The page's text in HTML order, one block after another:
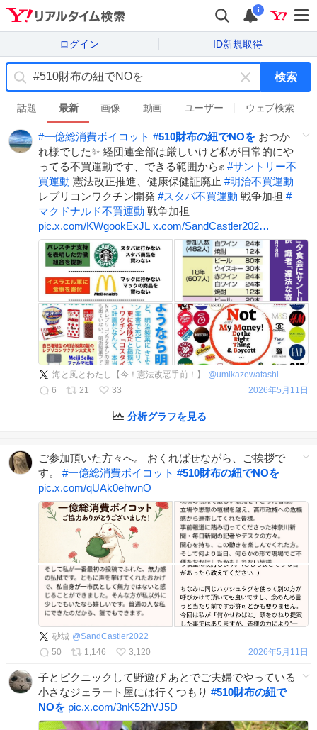
i
ログイン ID新規取得
キ
ー
ワ
ー
ド
を
消
す
検索
話題 最新 画像 動画 ユーザー ウェブ検索
#一億総消費ボイコット #510財布の紐でNOを おつか
れ様でした✨ 経団連全部は厳しいけど私が日常的にや
ってる不買運動です、できる範囲から✊ #サントリー不
買運動 憲法改正推進、健康保健証廃止 #明治不買運動
レプリコンワクチン開発 #スタバ不買運動 戦争加担 #
マクドナルド不買運動 戦争加担
pic.x.com/KWgookExJL x.com/SandCastler202…
海と風とわたし【今！憲法改悪手前！】 @umikazewatashi
6
21 33 2026年5月11日
分析グラフを見る
ご参加頂いた方々へ。 おくればせながら、ご挨拶で
す。 #一億総消費ボイコット #510財布の紐でNOを
pic.x.com/qUAk0ehwnO
砂城 @SandCastler2022
50
1,146 3,120 2026年5月11日
子とピクニックして野遊び あとでご夫婦でやっている
小さなジェラート屋には行くつもり #510財布の紐で
NOを pic.x.com/3nK52hVJ5D